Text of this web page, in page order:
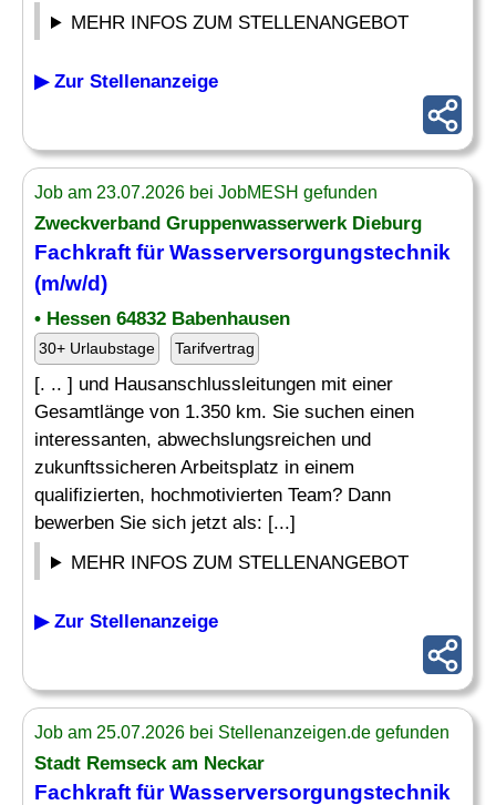
MEHR INFOS ZUM STELLENANGEBOT
▶ Zur Stellenanzeige
Job am 23.07.2026 bei JobMESH gefunden
Zweckverband Gruppenwasserwerk Dieburg
Fachkraft fürWasserversorgungstechnik
(m/w/d)
• Hessen 64832 Babenhausen
30+ Urlaubstage Tarifvertrag
[. .. ] und Hausanschlussleitungen mit einer
Gesamtlänge von 1.350 km. Sie suchen einen
interessanten, abwechslungsreichen und
zukunftssicheren Arbeitsplatz in einem
qualifizierten, hochmotivierten Team? Dann
bewerben Sie sich jetzt als: [...]
MEHR INFOS ZUM STELLENANGEBOT
▶ Zur Stellenanzeige
Job am 25.07.2026 bei Stellenanzeigen.de gefunden
Stadt Remseck am Neckar
Fachkraft fürWasserversorgungstechnik